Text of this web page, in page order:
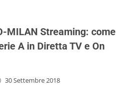
MILAN Streaming: come
A in Diretta TV e On
30 Settembre 2018